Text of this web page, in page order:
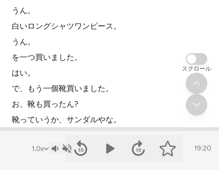
うん。
白いロングシャツワンピース。
うん。
を一つ買いました。
はい。
で、もう一個靴買いました。
お、靴も買ったん?
靴っていうか、サンダルやな。
シルバーのサンダル買った。
19:20
スクロール